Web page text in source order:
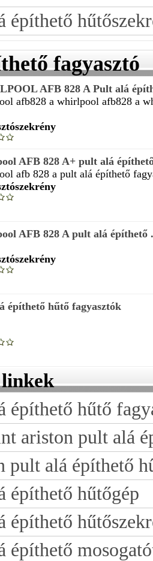
építhető
fagyasztó
AFB 828 A Pult alá
afb828 a whirlpool afb828 a
AFB 828 A+ pult alá
afb 828 a pult alá építhető
AFB 828 A pult alá építhető
építhető hűtő fagyasztók
építhető hűtő
ariston pult alá
pult alá építhető
építhető hűtőgép
építhető
építhető